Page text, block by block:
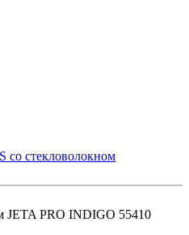
со стекловолокном
JETA PRO INDIGO 55410